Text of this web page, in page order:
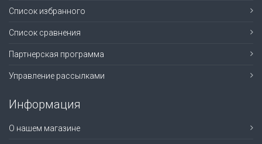
Список избранного
Список сравнения
Партнерская программа
Управление рассылками
Информация
О нашем магазине